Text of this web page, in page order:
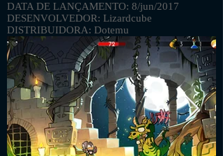
DATA DE LANÇAMENTO: 8/jun/2017
DESENVOLVEDOR: Lizardcube
DISTRIBUIDORA: Dotemu